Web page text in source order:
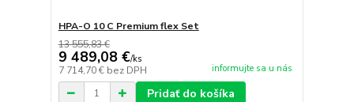
HPA-O 10 C Premium flex Set
13 555,83 €
9 489,08 €/ks
7 714,70 € bez DPH informujte sa u nás
Pridať do košíka